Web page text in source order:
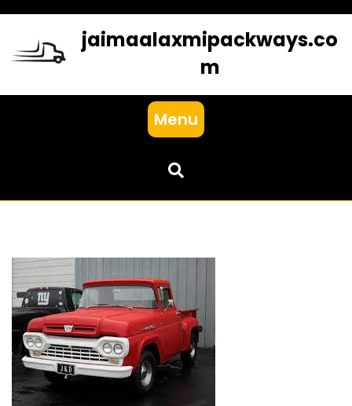
content
jaimaalaxmipackways.co
m
Menu